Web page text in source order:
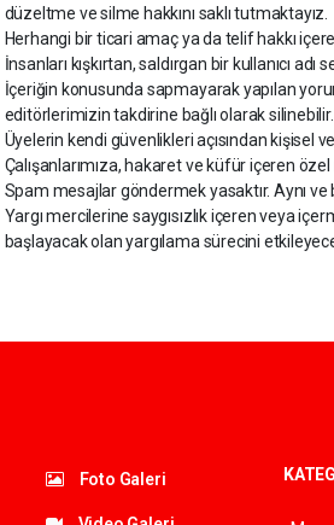
düzeltme ve silme hakkını saklı tutmaktayız.
Herhangi bir ticari amaç ya da telif hakkı
İnsanları kışkırtan, saldırgan bir kullanıcı adı
İçeriğin konusunda sapmayarak yapılan
editörlerimizin takdirine bağlı olarak silinebilir.
Üyelerin kendi güvenlikleri açısından kişisel
Çalışanlarımıza, hakaret ve küfür içeren özel
Spam mesajlar göndermek yasaktır. Aynı
Yargı mercilerine saygısızlık içeren veya
başlayacak olan yargılama sürecini
Foto Galeri